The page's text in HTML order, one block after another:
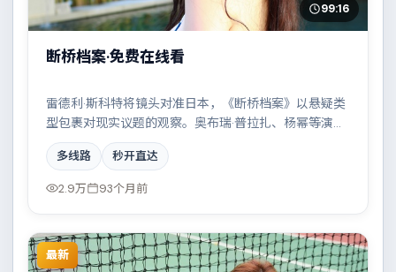
99:16
断桥档案·免费在线看
雷德利·斯科特将镜头对准日本，《断桥档案》以悬疑类
型包裹对现实议题的观察。奥布瑞·普拉扎、杨幂等演员
的表演层次丰富，两条时间线交错推进，真相直至最后
一刻揭晓。全片在类型元素与人文关怀之间取得平衡。
多线路 秒开直达
2.9万 93个月前
最新